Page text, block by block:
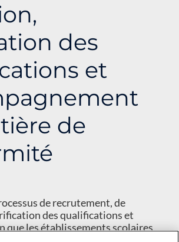
des
et
de
de recrutement, de
des qualifications et
que les établissements scolaires